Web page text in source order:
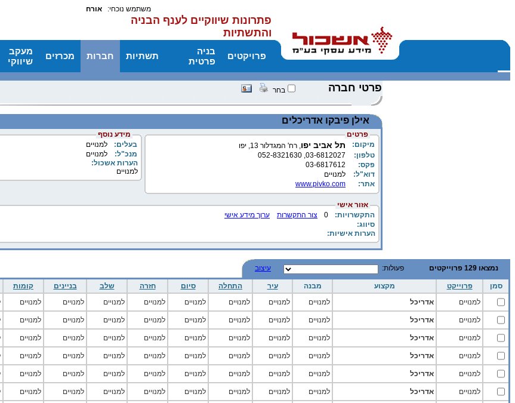
משתמש נוכחי: אורח
פתרונות שיווקיים לענף הבניה
והתשתיות
פרויקטים
בניה
פרטית
תשתיות חברות מכרזים
מעקב
שיווקי
פרטי חברה בחר
אילן פיבקו אדריכלים
פרטים
מיקום:
תל אביב יפו, רח' המגדלור 13, יפו
טלפון:
03-6812027, 052-8321630
פקס:
03-6817612
דוא"ל:
למנויים
אתר:
www.pivko.com
מידע נוסף
בעלים:
למנויים
מנכ"ל:
למנויים
הערות אשכול:
למנויים
אזור אישי
התקשרויות:
0 צור התקשרות
ערוך מידע אישי
סיווג:
הערות אישיות:
נמצאו 129 פרוייקטים פעולות: עיצוב
סמן פרוייקט מקצוע מבנה עיר התחלה סיום חזרה שלב בניינים קומות
למנויים
אדריכל למנויים למנויים למנויים למנויים למנויים למנויים למנויים למנויים
למנויים אדריכל למנויים למנויים למנויים למנויים למנויים למנויים למנויים למנויים
למנויים אדריכל למנויים למנויים למנויים למנויים למנויים למנויים למנויים למנויים
למנויים אדריכל למנויים למנויים למנויים למנויים למנויים למנויים למנויים למנויים
למנויים אדריכל למנויים למנויים למנויים למנויים למנויים למנויים למנויים למנויים
למנויים אדריכל למנויים למנויים למנויים למנויים למנויים למנויים למנויים למנויים